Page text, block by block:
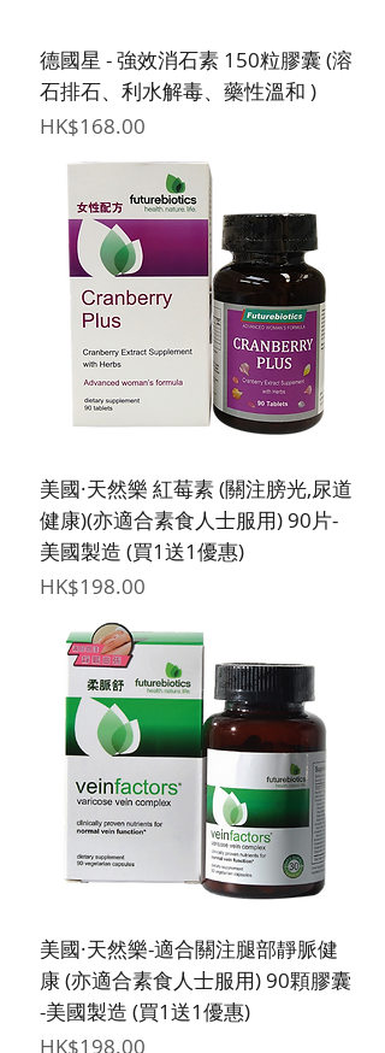
德國星 - 強效消石素 150粒膠囊 (溶
石排石、利水解毒、藥性溫和 )
價格
HK$168.00
美國·天然樂 紅莓素 (關注膀光,尿道
健康)(亦適合素食人士服用) 90片-
美國製造 (買1送1優惠)
價格
HK$198.00
美國·天然樂-適合關注腿部靜脈健
康 (亦適合素食人士服用) 90顆膠囊
-美國製造 (買1送1優惠)
價格
HK$198.00